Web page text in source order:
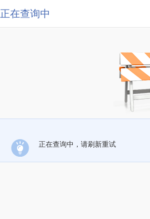
正在查询中
正在查询中，请刷新重试